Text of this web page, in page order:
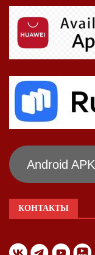
Android APK
КОНТАКТЫ